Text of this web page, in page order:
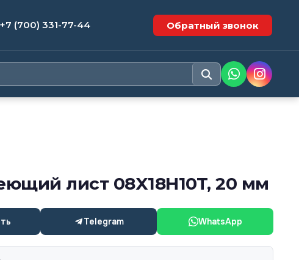
+7 (700) 331-77-44 Обратный звонок
лист 08X18H10T, 20 мм
Telegram WhatsApp